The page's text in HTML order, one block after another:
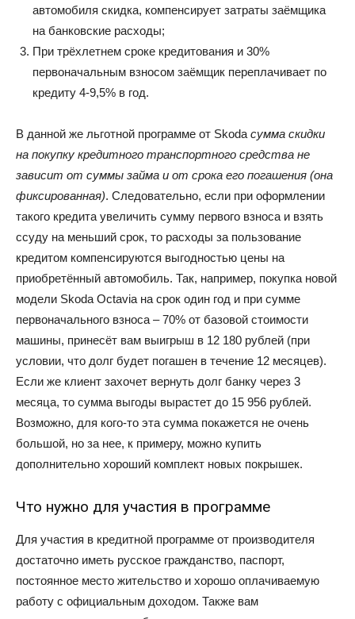
автомобиля скидка, компенсирует затраты заёмщика
на банковские расходы;
При трёхлетнем сроке кредитования и 30%
первоначальным взносом заёмщик переплачивает по
кредиту 4-9,5% в год.
В данной же льготной программе от Skoda сумма скидки
на покупку кредитного транспортного средства не
зависит от суммы займа и от срока его погашения (она
фиксированная). Следовательно, если при оформлении
такого кредита увеличить сумму первого взноса и взять
ссуду на меньший срок, то расходы за пользование
кредитом компенсируются выгодностью цены на
приобретённый автомобиль. Так, например, покупка новой
модели Skoda Octavia на срок один год и при сумме
первоначального взноса – 70% от базовой стоимости
машины, принесёт вам выигрыш в 12 180 рублей (при
условии, что долг будет погашен в течение 12 месяцев).
Если же клиент захочет вернуть долг банку через 3
месяца, то сумма выгоды вырастет до 15 956 рублей.
Возможно, для кого-то эта сумма покажется не очень
большой, но за нее, к примеру, можно купить
дополнительно хороший комплект новых покрышек.
Что нужно для участия в программе
Для участия в кредитной программе от производителя
достаточно иметь русское гражданство, паспорт,
постоянное место жительство и хорошо оплачиваемую
работу с официальным доходом. Также вам